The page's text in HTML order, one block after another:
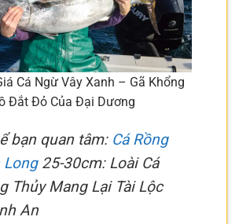
Cá Ngừ Vây Xanh – Gã Khổng
Đắt Đỏ Của Đại Dương
bạn quan tâm: Cá Rồng
Long25-30cm: Loài Cá
Thủy Mang Lại Tài Lộc
An